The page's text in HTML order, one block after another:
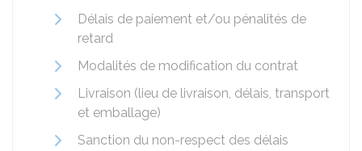
Délais de paiement et/ou pénalités de
retard
Modalités de modification du contrat
Livraison (lieu de livraison, délais, transport
et emballage)
Sanction du non-respect des délais